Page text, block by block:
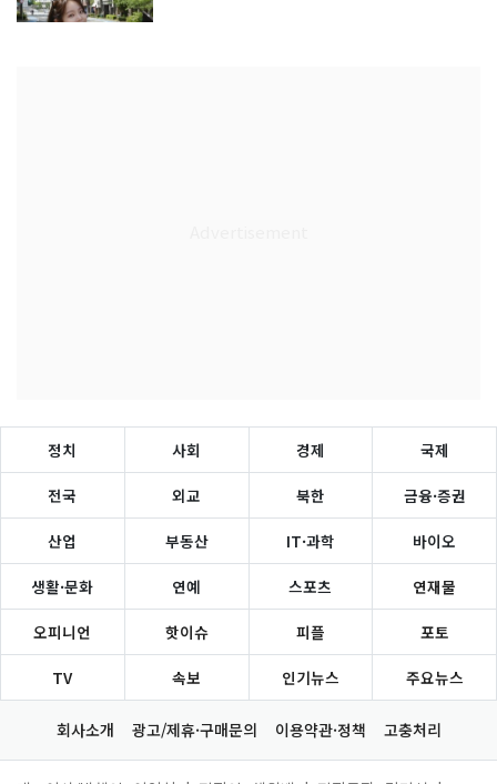
정치 사회 경제 국제
전국 외교 북한 금융·증권
산업 부동산 IT·과학 바이오
생활·문화 연예 스포츠 연재물
오피니언 핫이슈 피플 포토
TV 속보 인기뉴스 주요뉴스
회사소개 광고/제휴·구매문의 이용약관·정책 고충처리